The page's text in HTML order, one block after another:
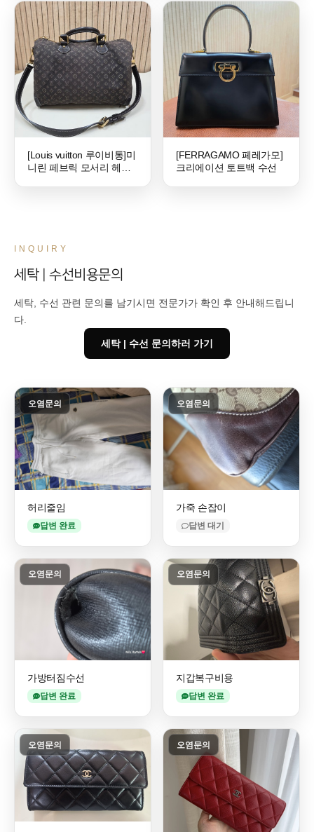
[Louis vuitton 루이비통]미
니린 페브릭 모서리 헤짐
[FERRAGAMO 페레가모]
크리에이션 토트백 수선
INQUIRY
세탁 | 수선비용문의
세탁, 수선 관련 문의를 남기시면 전문가가 확인 후 안내해드립니
다.
세탁 | 수선 문의하러 가기
오염문의
허리줄임
답변 완료
오염문의
가죽 손잡이
답변 대기
오염문의
가방터짐수선
답변 완료
오염문의
지갑복구비용
답변 완료
오염문의 오염문의